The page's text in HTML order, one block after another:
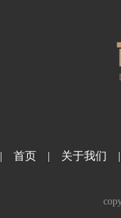
| 首页 | 关于我们